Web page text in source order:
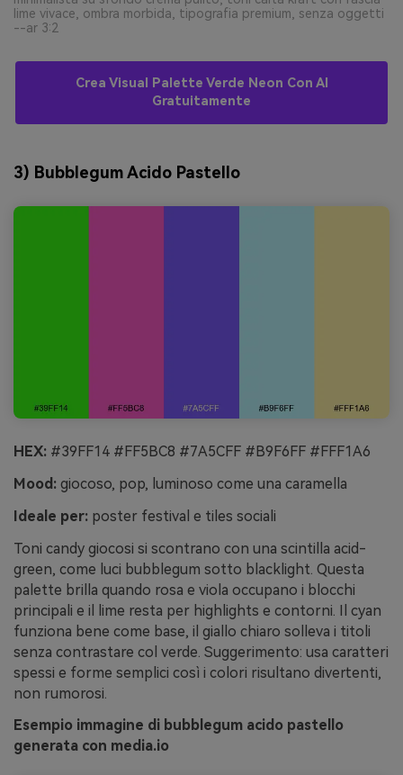
lime vivace, ombra morbida, tipografia premium, senza oggetti
--ar 3:2
Crea Visual Palette Verde Neon Con AI
Gratuitamente
3) Bubblegum Acido Pastello
HEX: #39FF14 #FF5BC8 #7A5CFF #B9F6FF #FFF1A6
Mood: giocoso, pop, luminoso come una caramella
Ideale per: poster festival e tiles sociali
Toni candy giocosi si scontrano con una scintilla acid-
green, come luci bubblegum sotto blacklight. Questa
palette brilla quando rosa e viola occupano i blocchi
principali e il lime resta per highlights e contorni. Il cyan
funziona bene come base, il giallo chiaro solleva i titoli
senza contrastare col verde. Suggerimento: usa caratteri
spessi e forme semplici così i colori risultano divertenti,
non rumorosi.
Esempio immagine di bubblegum acido pastello
generata con media.io